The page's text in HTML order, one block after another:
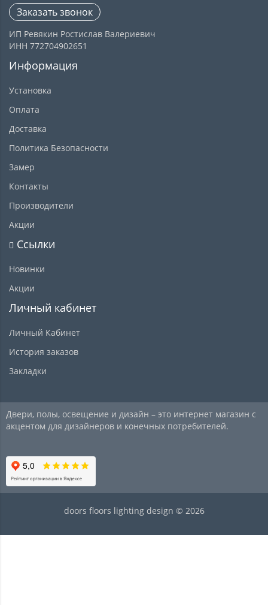
Заказать звонок
ИП Ревякин Ростислав Валериевич
ИНН 772704902651
Информация
Установка
Оплата
Доставка
Политика Безопасности
Замер
Контакты
Производители
Акции
Ссылки
Новинки
Акции
Личный кабинет
Личный Кабинет
История заказов
Закладки
Двери, полы, освещение и дизайн – это интернет магазин с
акцентом для дизайнеров и конечных потребителей.
doors floors lighting design © 2026